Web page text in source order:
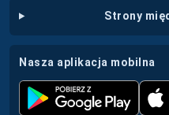
strony
nasza aplikacja mobilna